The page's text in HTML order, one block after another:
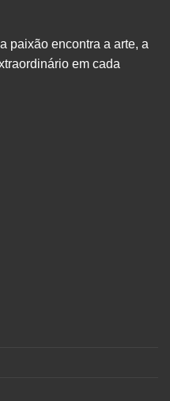
paixão encontra a arte, a
em cada